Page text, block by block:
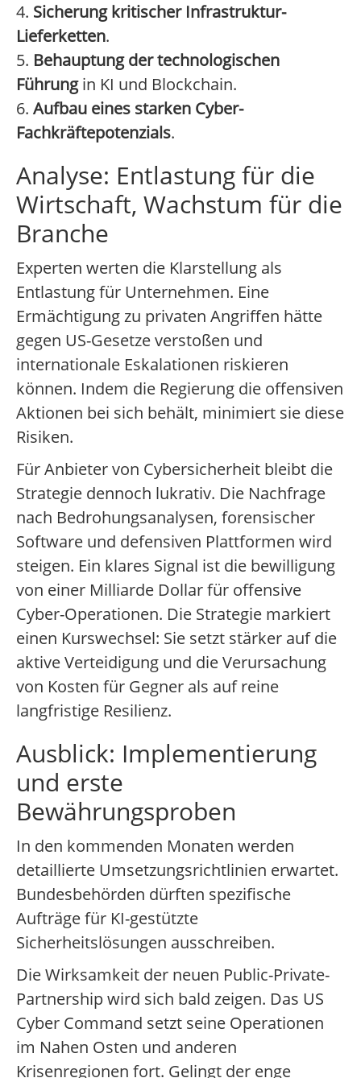
4. Sicherung kritischer Infrastruktur-
Lieferketten.
5. Behauptung der technologischen
Führungin KI und Blockchain.
6. Aufbau eines starken Cyber-
Fachkräftepotenzials.
Analyse: Entlastung für die
Wirtschaft, Wachstum für die
Branche
Experten werten die Klarstellung als
Entlastung für Unternehmen. Eine
Ermächtigung zu privaten Angriffen hätte
gegen US-Gesetze verstoßen und
internationale Eskalationen riskieren
können. Indem die Regierung die offensiven
Aktionen bei sich behält, minimiert sie diese
Risiken.
Für Anbieter von Cybersicherheit bleibt die
Strategie dennoch lukrativ. Die Nachfrage
nach Bedrohungsanalysen, forensischer
Software und defensiven Plattformen wird
steigen. Ein klares Signal ist die bewilligung
von einer Milliarde Dollar für offensive
Cyber-Operationen. Die Strategie markiert
einen Kurswechsel: Sie setzt stärker auf die
aktive Verteidigung und die Verursachung
von Kosten für Gegner als auf reine
langfristige Resilienz.
Ausblick: Implementierung
und erste
Bewährungsproben
In den kommenden Monaten werden
detaillierte Umsetzungsrichtlinien erwartet.
Bundesbehörden dürften spezifische
Aufträge für KI-gestützte
Sicherheitslösungen ausschreiben.
Die Wirksamkeit der neuen Public-Private-
Partnership wird sich bald zeigen. Das US
Cyber Command setzt seine Operationen
im Nahen Osten und anderen
Krisenregionen fort. Gelingt der enge